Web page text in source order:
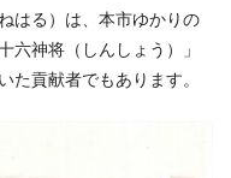
はる）は、本市ゆかりの
六神将（しんしょう）」
た貢献者でもあります。